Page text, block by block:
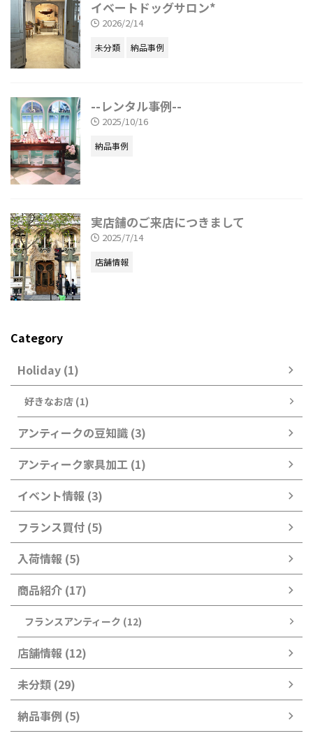
イベートドッグサロン*
2026/2/14
未分類 納品事例
--レンタル事例--
2025/10/16
納品事例
実店舗のご来店につきまして
2025/7/14
店舗情報
Category
Holiday (1)
好きなお店 (1)
アンティークの豆知識 (3)
アンティーク家具加工 (1)
イベント情報 (3)
フランス買付 (5)
入荷情報 (5)
商品紹介 (17)
フランスアンティーク (12)
店舗情報 (12)
未分類 (29)
納品事例 (5)